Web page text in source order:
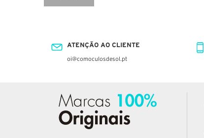
ATENÇÃO AO CLIENTE
oi@comoculosdesol.pt